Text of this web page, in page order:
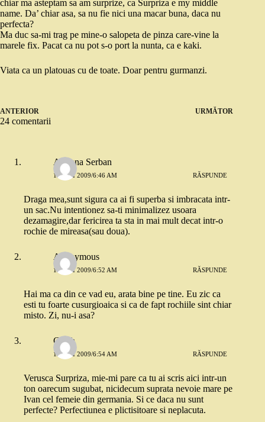
chiar ma asteptam sa am surprize, ca Surpriza e my middle
name. Da’ chiar asa, sa nu fie nici una macar buna, daca nu
perfecta?
Ma duc sa-mi trag pe mine-o salopeta de pinza care-vine la
marele fix. Pacat ca nu pot s-o port la nunta, ca e kaki.
Viata ca un platouas cu de toate. Doar pentru gurmanzi.
ANTERIOR URMĂTOR
24 comentarii
Adriana Serban
13 MAI 2009/6:46 AM RĂSPUNDE
Draga mea,sunt sigura ca ai fi superba si imbracata intr-
un sac.Nu intentionez sa-ti minimalizez usoara
dezamagire,dar fericirea ta sta in mai mult decat intr-o
rochie de mireasa(sau doua).
Anonymous
13 MAI 2009/6:52 AM RĂSPUNDE
Hai ma ca din ce vad eu, arata bine pe tine. Eu zic ca
esti tu foarte cusurgioaica si ca de fapt rochiile sint chiar
misto. Zi, nu-i asa?
Crash
13 MAI 2009/6:54 AM RĂSPUNDE
Verusca Surpriza, mie-mi pare ca tu ai scris aici intr-un
ton oarecum sugubat, nicidecum suprata nevoie mare pe
Ivan cel femeie din germania. Si ce daca nu sunt
perfecte? Perfectiunea e plictisitoare si neplacuta.